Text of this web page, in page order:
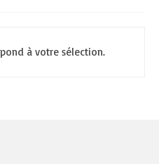
à votre sélection.